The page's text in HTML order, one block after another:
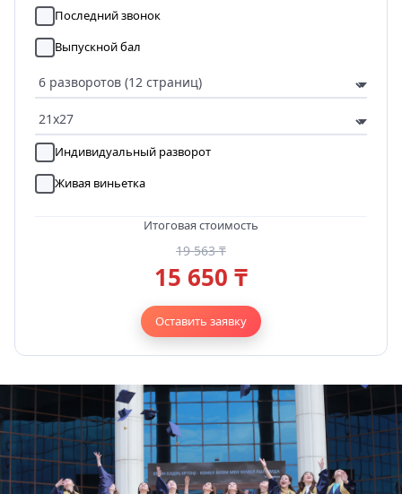
Последний звонок
Выпускной бал
Индивидуальный разворот
Живая виньетка
Итоговая стоимость
19 563 ₸
15 650 ₸
Оставить заявку